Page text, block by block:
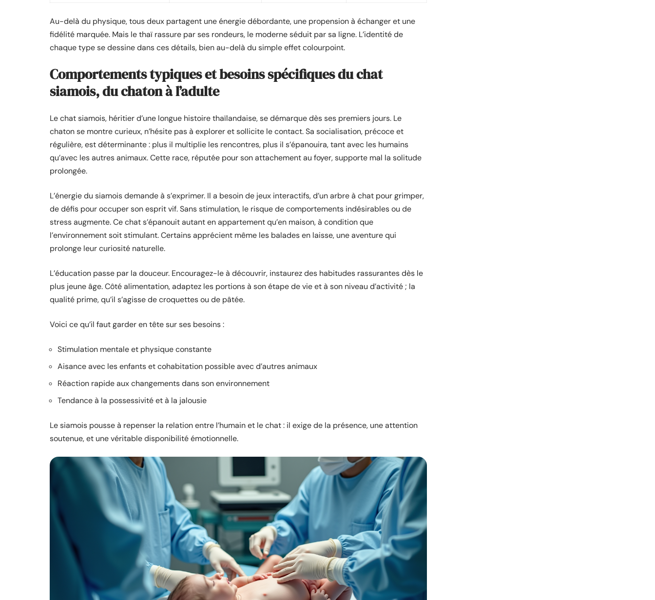
Au-delà du physique, tous deux partagent une énergie débordante, une propension à échanger et une
fidélité marquée. Mais le thaï rassure par ses rondeurs, le moderne séduit par sa ligne. L’identité de
chaque type se dessine dans ces détails, bien au-delà du simple effet colourpoint.
Comportements typiques et besoins spécifiques du chat
siamois, du chaton à l’adulte
Le chat siamois, héritier d’une longue histoire thaïlandaise, se démarque dès ses premiers jours. Le
chaton se montre curieux, n’hésite pas à explorer et sollicite le contact. Sa socialisation, précoce et
régulière, est déterminante : plus il multiplie les rencontres, plus il s’épanouira, tant avec les humains
qu’avec les autres animaux. Cette race, réputée pour son attachement au foyer, supporte mal la solitude
prolongée.
L’énergie du siamois demande à s’exprimer. Il a besoin de jeux interactifs, d’un arbre à chat pour grimper,
de défis pour occuper son esprit vif. Sans stimulation, le risque de comportements indésirables ou de
stress augmente. Ce chat s’épanouit autant en appartement qu’en maison, à condition que
l’environnement soit stimulant. Certains apprécient même les balades en laisse, une aventure qui
prolonge leur curiosité naturelle.
L’éducation passe par la douceur. Encouragez-le à découvrir, instaurez des habitudes rassurantes dès le
plus jeune âge. Côté alimentation, adaptez les portions à son étape de vie et à son niveau d’activité ; la
qualité prime, qu’il s’agisse de croquettes ou de pâtée.
Voici ce qu’il faut garder en tête sur ses besoins :
Stimulation mentale et physique constante
Aisance avec les enfants et cohabitation possible avec d’autres animaux
Réaction rapide aux changements dans son environnement
Tendance à la possessivité et à la jalousie
Le siamois pousse à repenser la relation entre l’humain et le chat : il exige de la présence, une attention
soutenue, et une véritable disponibilité émotionnelle.